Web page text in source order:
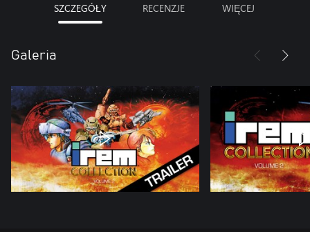
SZCZEGÓŁY RECENZJE WIĘCEJ
Galeria